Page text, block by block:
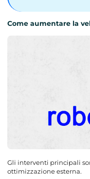
Come aumentare la
Gli interventi principali
ottimizzazione esterna.